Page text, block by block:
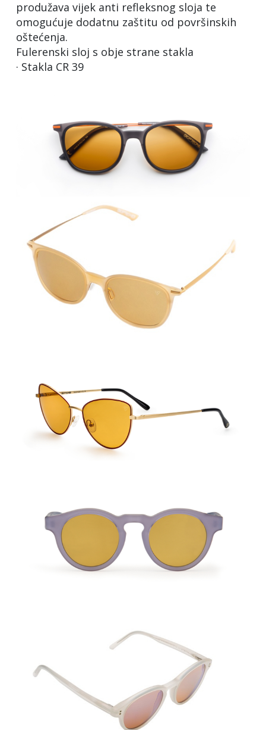
produžava vijek anti refleksnog sloja te
omogućuje dodatnu zaštitu od površinskih
oštećenja.
Fulerenski sloj s obje strane stakla
· Stakla CR 39